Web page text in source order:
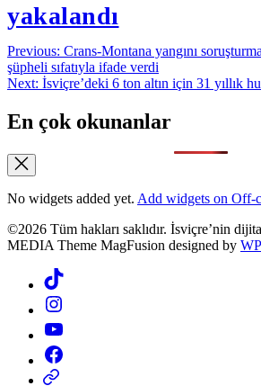
yakalandı
Yazı
gezinmesi
Previous: Crans-Montana yangını
şüpheli sıfatıyla ifade verdi
Next: İsviçre’deki 6 ton altın için 31 yıllık
En çok okunanlar
No widgets added yet. Add widgets on Off-
©2026 Tüm hakları saklıdır. İsviçre’nin
MEDIA Theme MagFusion designed by
Tiktok
Instagram
YouTube
Facebook
Threads